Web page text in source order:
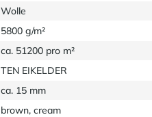
Wolle
5800 g/m²
ca. 51200 pro m²
TEN EIKELDER
ca. 15 mm
brown, cream